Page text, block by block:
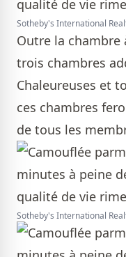
Sotheby's International
Outre la chambre
trois chambres
Chaleureuses et
ces chambres
de tous les
Sotheby's International